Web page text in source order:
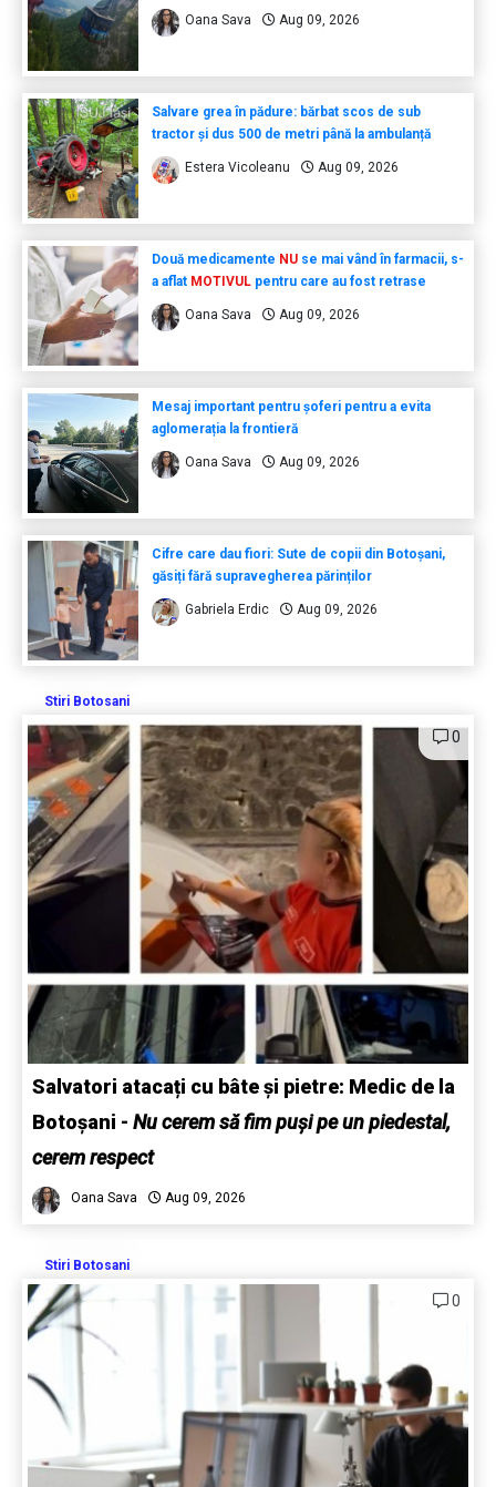
Oana Sava Aug 09, 2026
Salvare grea în pădure: bărbat scos de sub
tractor și dus 500 de metri până la ambulanță
Estera Vicoleanu Aug 09, 2026
Două medicamente NUse mai vând în farmacii, s-
a aflat MOTIVULpentru care au fost retrase
Oana Sava Aug 09, 2026
Mesaj important pentru șoferi pentru a evita
aglomerația la frontieră
Oana Sava Aug 09, 2026
Cifre care dau fiori: Sute de copii din Botoșani,
găsiți fără supravegherea părinților
Gabriela Erdic Aug 09, 2026
Stiri Botosani
0
Salvatori atacați cu bâte și pietre: Medic de la
Botoșani - Nu cerem să fim puși pe un piedestal,
cerem respect
Oana Sava Aug 09, 2026
Stiri Botosani
0